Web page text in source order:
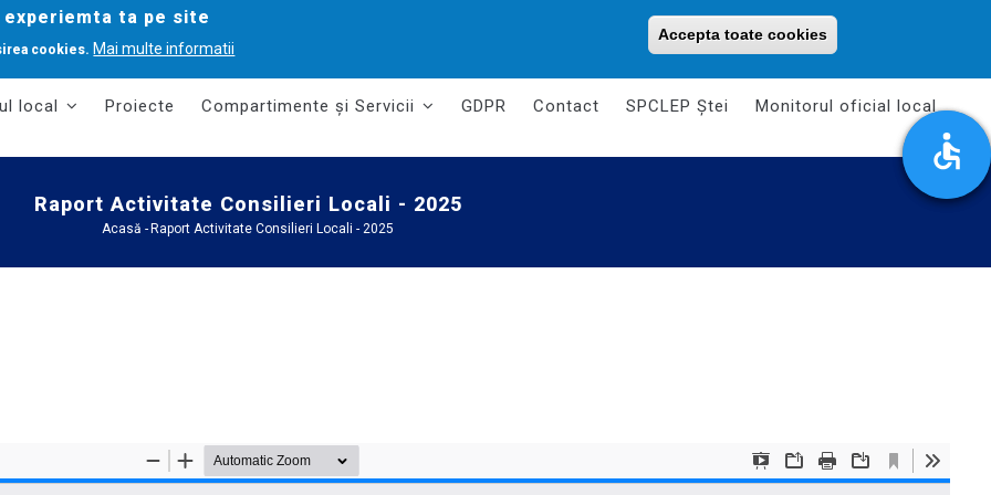
ta pe site
cookies. Mai multe informatii
Accepta toate cookies
Luni - Vineri: 08:00 - 16:00 primariaorasuluistei@gmail.com
local Proiecte Compartimente și Servicii GDPR Contact SPCLEP Ștei Monitorul oficial local
Raport Activitate Consilieri Locali - 2025
Acasă -Raport Activitate Consilieri Locali - 2025